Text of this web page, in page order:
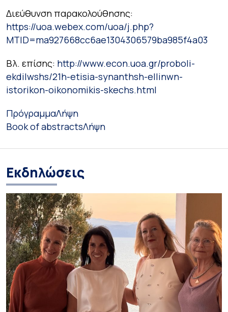
Διεύθυνση παρακολούθησης:
https://uoa.webex.com/uoa/j.php?
MTID=ma927668cc6ae1304306579ba985f4a03
Βλ. επίσης: http://www.econ.uoa.gr/proboli-
ekdilwshs/21h-etisia-synanthsh-ellinwn-
istorikon-oikonomikis-skechs.html
ΠρόγραμμαΛήψη
Book of abstractsΛήψη
Εκδηλώσεις